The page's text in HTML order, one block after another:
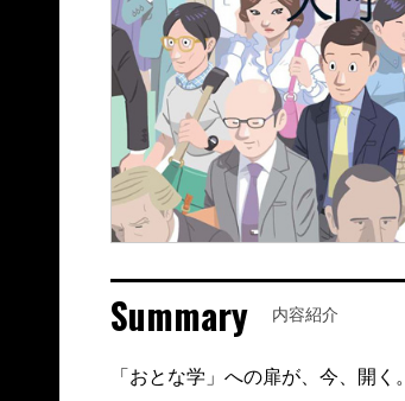
Summary 内容紹介
「おとな学」への扉が、今、開く。